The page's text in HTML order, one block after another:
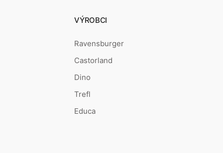
VÝROBCI
Ravensburger
Castorland
Dino
Trefl
Educa